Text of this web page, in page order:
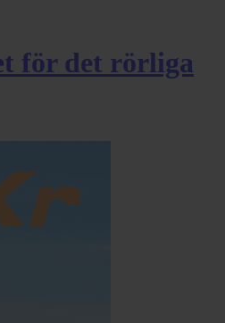
för det rörliga